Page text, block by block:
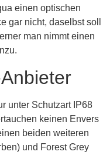
einen optischen
gar nicht, daselbst soll
man nimmt einen
unter Schutzart IP68
keinen Envers
beiden weiteren
und Forest Grey